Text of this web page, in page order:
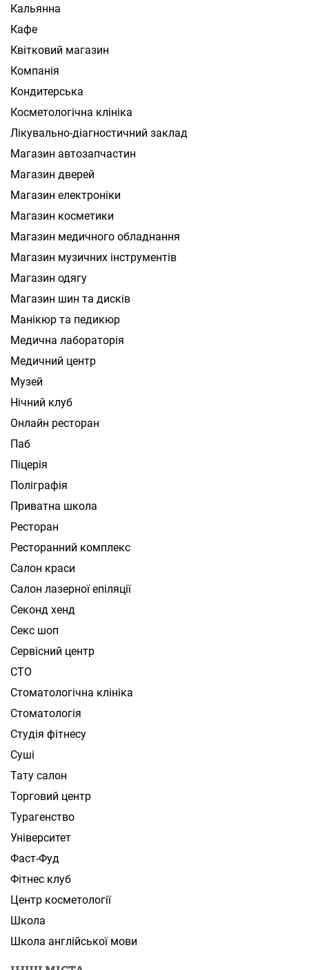
Кальянна
Кафе
Квітковий магазин
Компанія
Кондитерська
Косметологічна клініка
Лікувально-діагностичний заклад
Магазин автозапчастин
Магазин дверей
Магазин електроніки
Магазин косметики
Магазин медичного обладнання
Магазин музичних інструментів
Магазин одягу
Магазин шин та дисків
Манікюр та педикюр
Медична лабораторія
Медичний центр
Музей
Нічний клуб
Онлайн ресторан
Паб
Піцерія
Поліграфія
Приватна школа
Ресторан
Ресторанний комплекс
Салон краси
Салон лазерної епіляції
Секонд хенд
Секс шоп
Сервісний центр
СТО
Стоматологічна клініка
Стоматологія
Студія фітнесу
Суші
Тату салон
Торговий центр
Турагенство
Університет
Фаст-Фуд
Фітнес клуб
Центр косметології
Школа
Школа англійської мови